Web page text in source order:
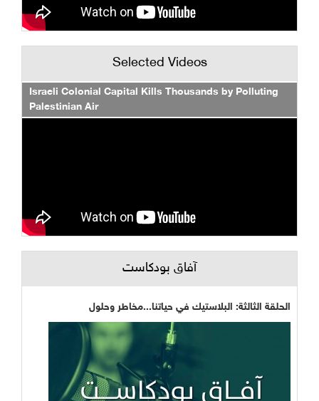
Selected Videos
Israeli Colonial Capital Kills Thousands by Polluting
Palestinian Air
آفاق بودكاست
الحلقة الثالثة: البلاستيك في حياتنا...مخاطر وحلول